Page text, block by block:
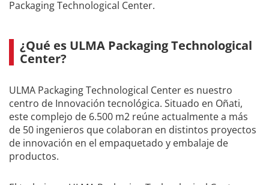
Packaging Technological Center.
¿Qué es ULMA Packaging Technological
Center?
ULMA Packaging Technological Center es nuestro
centro de Innovación tecnológica. Situado en Oñati,
este complejo de 6.500 m2 reúne actualmente a más
de 50 ingenieros que colaboran en distintos proyectos
de innovación en el empaquetado y embalaje de
productos.